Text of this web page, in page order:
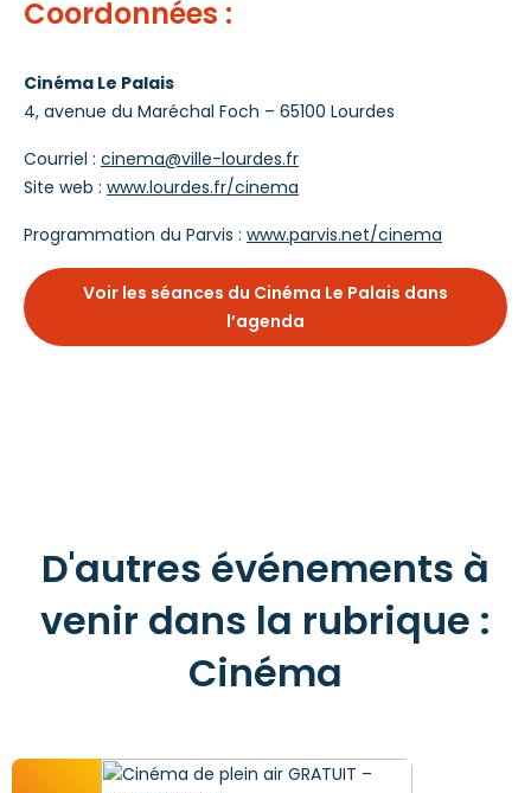
Coordonnées :
Cinéma Le Palais
4, avenue du Maréchal Foch – 65100 Lourdes
Courriel : cinema@ville-lourdes.fr
Site web : www.lourdes.fr/cinema
Programmation du Parvis : www.parvis.net/cinema
Voir les séances du Cinéma Le Palais dans
l’agenda
D'autres événements à
venir dans la rubrique :
Cinéma